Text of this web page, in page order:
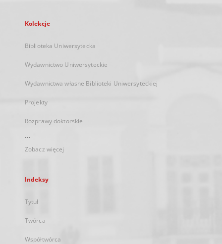
Kolekcje
Biblioteka Uniwersytecka
Wydawnictwo Uniwersyteckie
Wydawnictwa własne Biblioteki Uniwersyteckiej
Projekty
Rozprawy doktorskie
...
Zobacz więcej
Indeksy
Tytuł
Twórca
Współtwórca